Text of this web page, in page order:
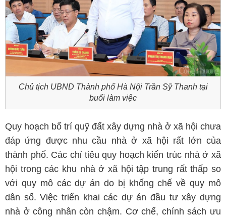
Chủ tịch UBND Thành phố Hà Nội Trần Sỹ Thanh tại
buổi làm việc
Quy hoạch bố trí quỹ đất xây dựng nhà ở xã hội chưa
đáp ứng được nhu cầu nhà ở xã hội rất lớn của
thành phố. Các chỉ tiêu quy hoạch kiến trúc nhà ở xã
hội trong các khu nhà ở xã hội tập trung rất thấp so
với quy mô các dự án do bị khống chế về quy mô
dân số. Việc triển khai các dự án đầu tư xây dựng
nhà ở công nhân còn chậm. Cơ chế, chính sách ưu